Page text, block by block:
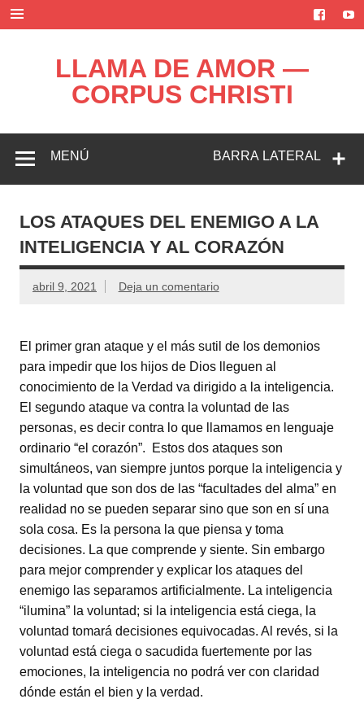
contenido
LLAMA DE AMOR —
CORPUS CHRISTI
BARRA LATERAL
MENÚ
LOS ATAQUES DEL ENEMIGO A LA
INTELIGENCIA Y AL CORAZÓN
abril 9, 2021 Deja un comentario
El primer gran ataque y el más sutil de los demonios
para impedir que los hijos de Dios lleguen al
conocimiento de la Verdad va dirigido a la inteligencia.
El segundo ataque va contra la voluntad de las
personas, es decir contra lo que llamamos en lenguaje
ordinario “el corazón”. Estos dos ataques son
simultáneos, van siempre juntos porque la inteligencia y
la voluntad que son dos de las “facultades del alma” en
realidad no se pueden separar sino que son en sí una
sola cosa. Es la persona la que piensa y toma
decisiones. La que comprende y siente. Sin embargo
para mejor comprender y explicar los ataques del
enemigo las separamos artificialmente. La inteligencia
“ilumina” la voluntad; si la inteligencia está ciega, la
voluntad tomará decisiones equivocadas. Al revés, si la
voluntad está ciega o sacudida fuertemente por las
emociones, la inteligencia no podrá ver con claridad
dónde están el bien y la verdad.